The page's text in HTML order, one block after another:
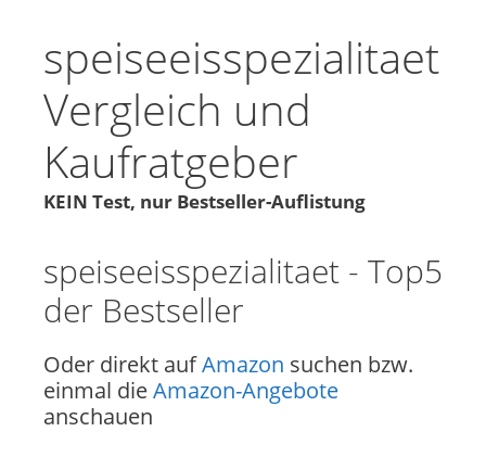
speiseeisspezialitaet
Vergleich und
Kaufratgeber
KEIN Test, nur Bestseller-Auflistung
speiseeisspezialitaet - Top5
der Bestseller
Oder direkt aufAmazon suchen bzw.
einmal dieAmazon-Angebote
anschauen